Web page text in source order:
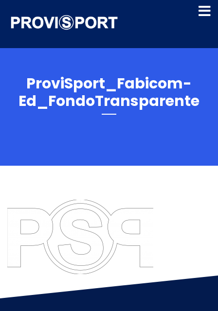
ProviSport_Fabicom-
Ed_FondoTransparente